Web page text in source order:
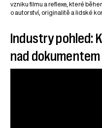
vzniku filmu a reflexe, které
o autorství, originalitě a lidské
Industry pohled:
nad dokumentem